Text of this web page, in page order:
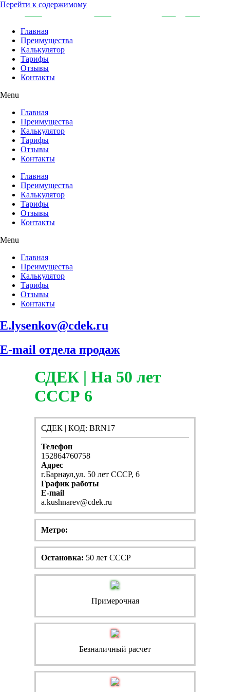
Перейти к содержимому
Главная
Преимущества
Калькулятор
Тарифы
Отзывы
Контакты
Menu
Главная
Преимущества
Калькулятор
Тарифы
Отзывы
Контакты
Главная
Преимущества
Калькулятор
Тарифы
Отзывы
Контакты
Menu
Главная
Преимущества
Калькулятор
Тарифы
Отзывы
Контакты
E.lysenkov@cdek.ru
E-mail отдела продаж
СДЕК | На 50 лет
СССР 6
СДЕК | КОД: BRN17
Телефон
152864760758
Адрес
г.Барнаул,ул. 50 лет СССР, 6
График работы
E-mail
a.kushnarev@cdek.ru
Метро:
Остановка: 50 лет СССР
Примерочная
Безналичный расчет